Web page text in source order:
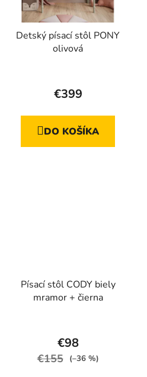
Detský písací stôl PONY
olivová
hodnotenie
je
5,0
€399
DO KOŠÍKA
Písací stôl CODY biely
mramor + čierna
hodnotenie
produktu
€98
€155 (–36 %)